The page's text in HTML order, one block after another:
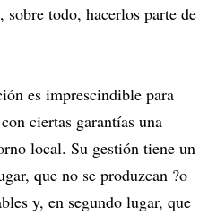
todo, hacerlos parte de
es imprescindible para
ciertas garantías una
local. Su gestión tiene un
que no se produzcan ?o
y, en segundo lugar, que